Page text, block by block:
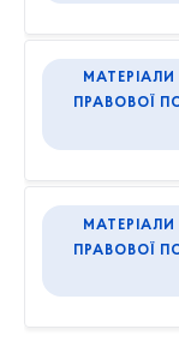
ПРАВОВОЇ
ПРАВОВОЇ